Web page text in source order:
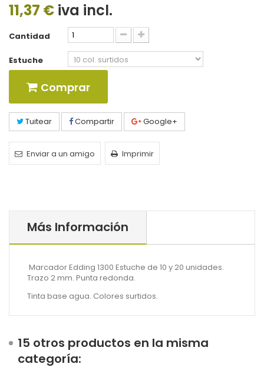
11,37 € iva incl.
Cantidad
Estuche
Comprar
Tuitear Compartir Google+
Enviar a un amigo Imprimir
Más Información
Marcador Edding 1300 Estuche de 10 y 20 unidades.
Trazo 2 mm. Punta redonda.
Tinta base agua. Colores surtidos.
15 otros productos en la misma
categoría: